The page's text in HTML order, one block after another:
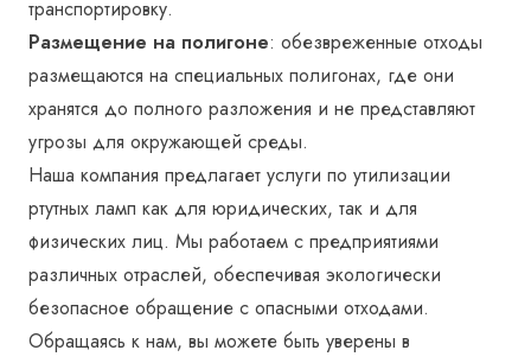
транспортировку.
Размещение на полигоне: обезвреженные отходы
размещаются на специальных полигонах, где они
хранятся до полного разложения и не представляют
угрозы для окружающей среды.
Наша компания предлагает услуги по утилизации
ртутных ламп как для юридических, так и для
физических лиц. Мы работаем с предприятиями
различных отраслей, обеспечивая экологически
безопасное обращение с опасными отходами.
Обращаясь к нам, вы можете быть уверены в